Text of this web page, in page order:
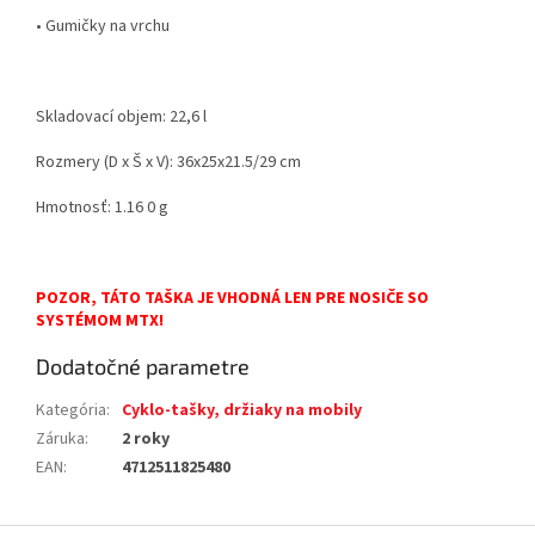
• Gumičky na vrchu
Skladovací objem: 22,6 l
Rozmery (D x Š x V): 36x25x21.5/29 cm
Hmotnosť: 1.16 0 g
POZOR, TÁTO TAŠKA JE VHODNÁ LEN PRE NOSIČE SO
SYSTÉMOM MTX!
Dodatočné parametre
Kategória: Cyklo-tašky, držiaky na mobily
Záruka:
2 roky
EAN: 4712511825480